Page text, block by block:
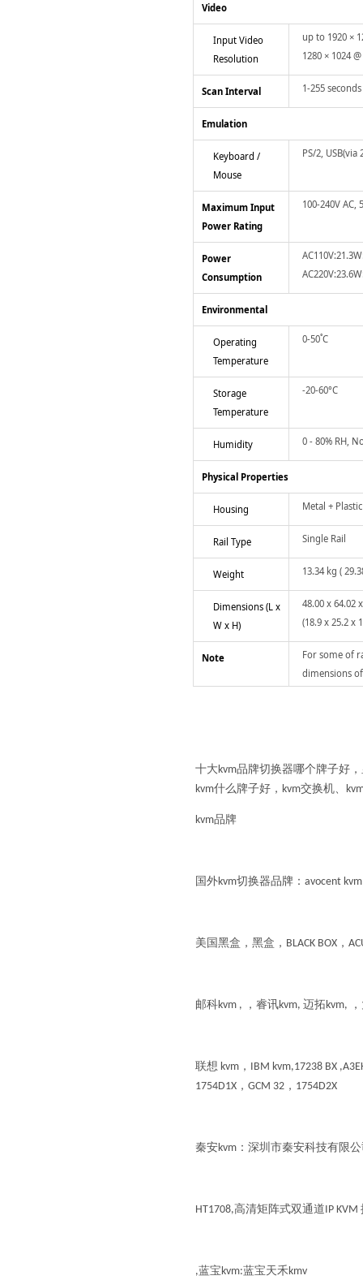
Video
Input Video
Resolution
up to 1920 ×
1280 × 1024
Scan Interval 1-255 seconds
Emulation
Keyboard /
Mouse
PS/2, USB(via
Maximum Input
Power Rating
100-240V AC,
Power
Consumption
Environmental
Operating
Temperature
0-50˚C
Storage
Temperature
-20-60°C
Humidity 0 - 80% RH,
Physical Properties
Housing Metal + Plastic
Rail Type Single Rail
Weight 13.34 kg (
Dimensions (L x
W x H)
48.00 x 64.02
(18.9 x 25.2 x
Note
For some of
dimensions
十大kvm品牌切换器哪个牌子好
kvm什么牌子好，kvm交换机、
kvm品牌
国外kvm切换器品牌：avocent
美国黑盒，黑盒，BLACK BOX，
邮科kvm , ，睿讯kvm, 迈拓kvm,
联想 kvm，IBM kvm,17238 BX
1754D1X，GCM 32，1754D2X
秦安kvm：深圳市秦安科技有限公
HT1708,高清矩阵式双通道IP KVM
,蓝宝kvm:蓝宝天禾kmv